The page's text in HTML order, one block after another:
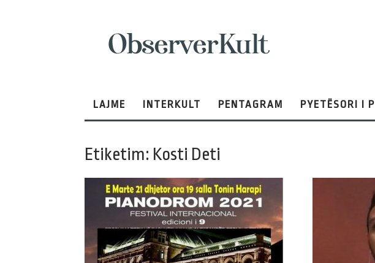
LAJME INTERKULT PENTAGRAM PYETËSORI I
Etiketim: Kosti Deti